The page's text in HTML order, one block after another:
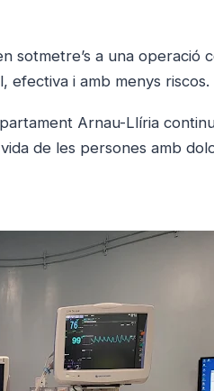
sotmetre’s a una operació
efectiva i amb menys riscos.
Arnau-Llíria
de les persones amb